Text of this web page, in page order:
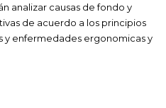
analizar causas de fondo y
de acuerdo a los principios
y enfermedades ergonomicas y